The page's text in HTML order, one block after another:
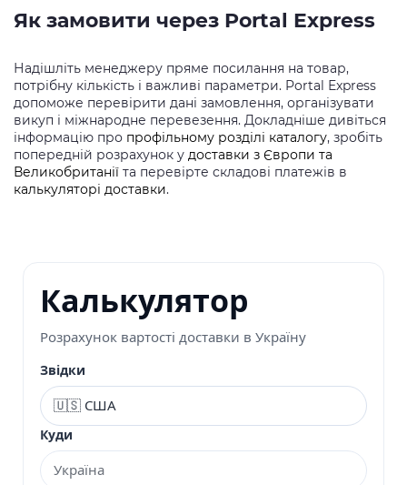
Як замовити через Portal Express
Надішліть менеджеру пряме посилання на товар,
потрібну кількість і важливі параметри. Portal Express
допоможе перевірити дані замовлення, організувати
викуп і міжнародне перевезення. Докладніше дивіться
інформацію про профільному розділі каталогу, зробіть
попередній розрахунок у доставки з Європи та
Великобританії та перевірте складові платежів в
калькуляторі доставки.
Калькулятор
Розрахунок вартості доставки в Україну
Звідки
Куди